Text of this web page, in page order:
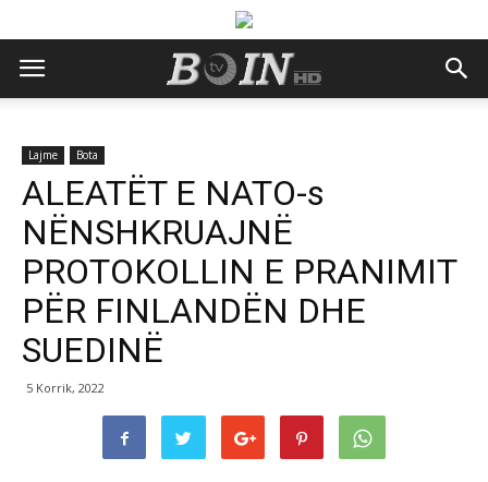
Lajme Bota
ALEATËT E NATO-s
NËNSHKRUAJNË
PROTOKOLLIN E PRANIMIT
PËR FINLANDËN DHE
SUEDINË
5 Korrik, 2022